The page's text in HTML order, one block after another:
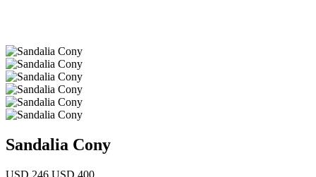
Sandalia Cony
USD 246 USD 400